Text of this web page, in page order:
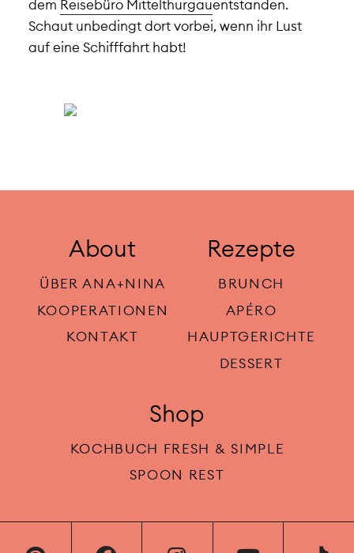
dem Reisebüro Mittelthurgauentstanden.
Schaut unbedingt dort vorbei, wenn ihr Lust
auf eine Schifffahrt habt!
About
ÜBER ANA+NINA
KOOPERATIONEN
KONTAKT
Rezepte
BRUNCH
APÉRO
HAUPTGERICHTE
DESSERT
Shop
KOCHBUCH FRESH & SIMPLE
SPOON REST